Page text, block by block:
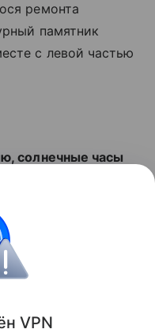
ремонта
памятник
с левой частью
солнечные часы
наследия народов
октябре 2022
Поделиться
VPN